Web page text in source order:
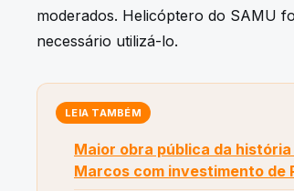
moderados. Helicóptero do SAMU
necessário utilizá-lo.
LEIA TAMBÉM
Maior obra pública da
Marcos com investimento de